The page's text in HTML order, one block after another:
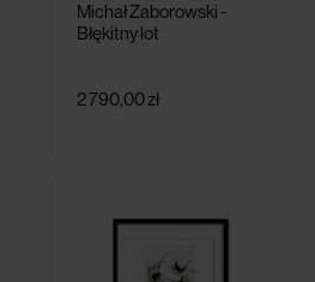
Michał Zaborowski -
Błękitny lot
2 790,00 zł